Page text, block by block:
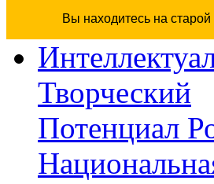
Вы находитесь на
Творческий
Потенциал